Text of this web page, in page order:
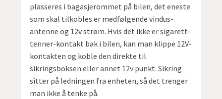
plasseres i bagasjerommet på bilen, det eneste
som skal tilkobles er medfølgende vindus-
antenne og 12v strøm. Hvis det ikke er sigarett-
tenner-kontakt bak i bilen, kan man klippe 12V-
kontakten og koble den direkte til
sikringsboksen eller annet 12v punkt. Sikring
sitter på ledningen fra enheten, så det trenger
man ikke å tenke på.